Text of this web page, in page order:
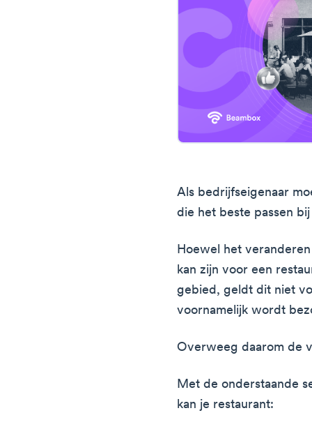
Als bedrijfseigenaar
die het beste passen
Hoewel het
kan zijn voor een
gebied, geldt dit niet
voornamelijk wordt
Overweeg daarom de
Met de onderstaande
kan je restaurant: